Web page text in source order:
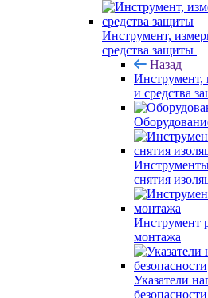
Инструмент,
средства защиты
Назад
Инструмент,
и средства
снятия
Инструмент
монтажа
Указатели
безопасности